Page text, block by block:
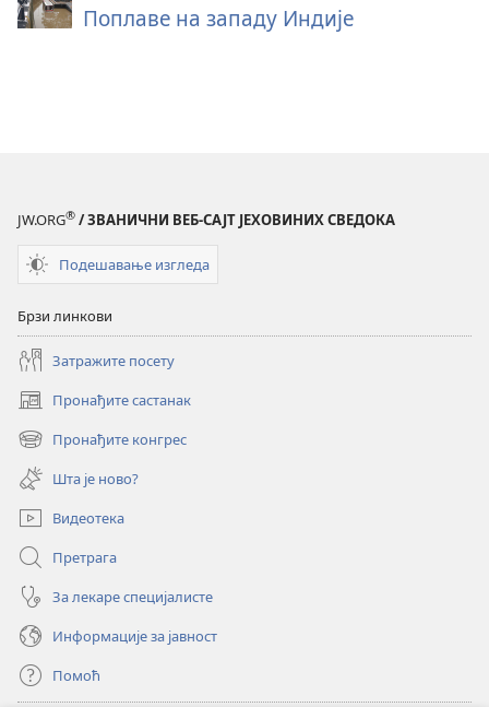
Поплаве на западу Индије
JW.ORG® / ЗВАНИЧНИ ВЕБ-САЈТ ЈЕХОВИНИХ СВЕДОКА
Подешавање изгледа
Брзи линкови
Затражите посету
Пронађите састанак
(отвара
нови
прозор)
Пронађите конгрес
(отвара
нови
прозор)
Шта је ново?
Видеотека
Претрага
За лекаре специјалисте
Информације за јавност
Помоћ